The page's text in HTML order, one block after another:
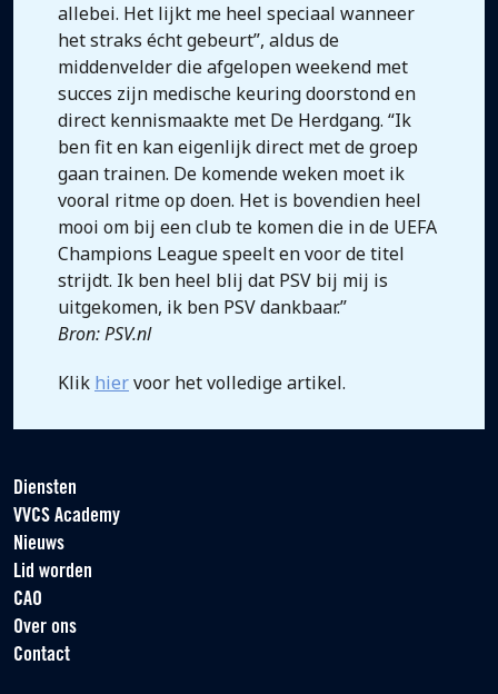
allebei. Het lijkt me heel speciaal wanneer
het straks écht gebeurt”, aldus de
middenvelder die afgelopen weekend met
succes zijn medische keuring doorstond en
direct kennismaakte met De Herdgang. “Ik
ben fit en kan eigenlijk direct met de groep
gaan trainen. De komende weken moet ik
vooral ritme op doen. Het is bovendien heel
mooi om bij een club te komen die in de UEFA
Champions League speelt en voor de titel
strijdt. Ik ben heel blij dat PSV bij mij is
uitgekomen, ik ben PSV dankbaar.”
Bron: PSV.nl
Klik hiervoor het volledige artikel.
Diensten
VVCS Academy
Nieuws
Lid worden
CAO
Over ons
Contact